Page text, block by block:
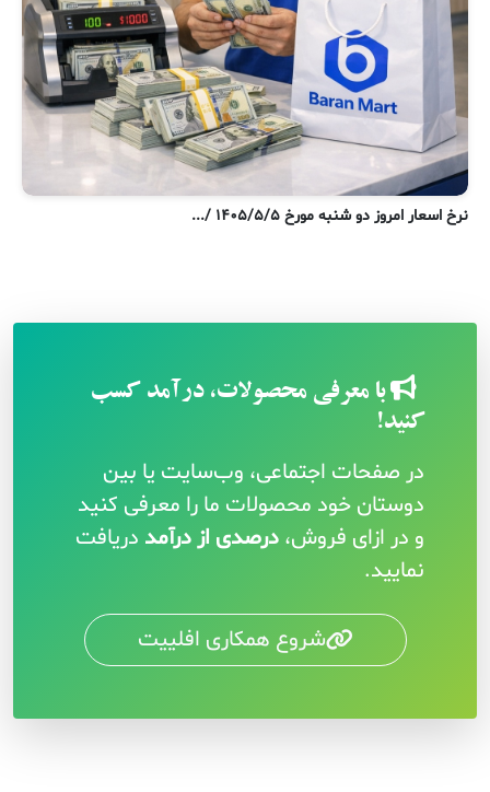
نرخ اسعار امروز دو شنبه مورخ ۱۴۰۵/۵/۵ /...
با معرفی محصولات، درآمد کسب
کنید!
در صفحات اجتماعی، وب‌سایت یا بین
دوستان خود محصولات ما را معرفی کنید
و در ازای فروش، درصدی از درآمد دریافت
نمایید.
شروع همکاری افلییت